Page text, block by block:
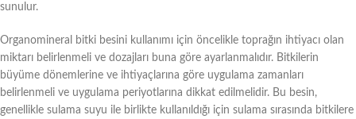
sunulur.
Organomineral bitki besini kullanımı için öncelikle toprağın ihtiyacı olan
miktarı belirlenmeli ve dozajları buna göre ayarlanmalıdır. Bitkilerin
büyüme dönemlerine ve ihtiyaçlarına göre uygulama zamanları
belirlenmeli ve uygulama periyotlarına dikkat edilmelidir. Bu besin,
genellikle sulama suyu ile birlikte kullanıldığı için sulama sırasında bitkilere